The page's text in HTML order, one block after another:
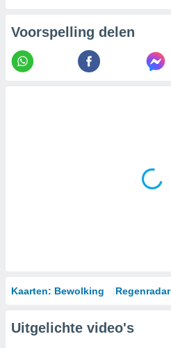
Voorspelling delen
Kaarten: Bewolking Regenradar
Uitgelichte video's